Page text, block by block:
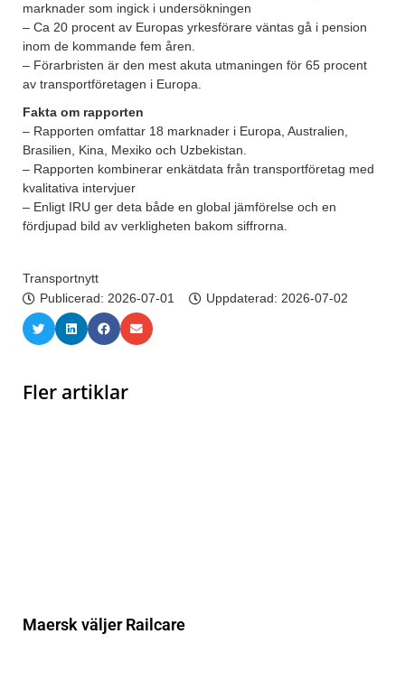
marknader som ingick i undersökningen
– Ca 20 procent av Europas yrkesförare väntas gå i pension
inom de kommande fem åren.
– Förarbristen är den mest akuta utmaningen för 65 procent
av transportföretagen i Europa.
Fakta om rapporten
– Rapporten omfattar 18 marknader i Europa, Australien,
Brasilien, Kina, Mexiko och Uzbekistan.
– Rapporten kombinerar enkätdata från transportföretag med
kvalitativa intervjuer
– Enligt IRU ger deta både en global jämförelse och en
fördjupad bild av verkligheten bakom siffrorna.
Transportnytt
Publicerad: 2026-07-01 Uppdaterad: 2026-07-02
Fler artiklar
Maersk väljer Railcare